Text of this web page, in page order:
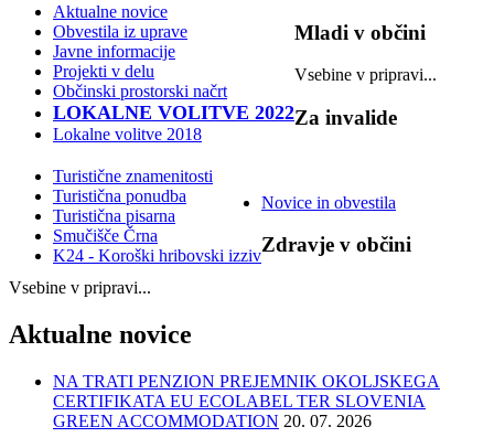
Aktualne novice
Obvestila iz uprave
Javne informacije
Projekti v delu
Občinski prostorski načrt
LOKALNE VOLITVE 2022
Lokalne volitve 2018
Turistične znamenitosti
Turistična ponudba
Turistična pisarna
Smučišče Črna
K24 - Koroški hribovski izziv
Mladi v občini
Vsebine v pripravi...
Za invalide
Novice in obvestila
Zdravje v občini
Vsebine v pripravi...
Aktualne novice
NA TRATI PENZION PREJEMNIK OKOLJSKEGA
CERTIFIKATA EU ECOLABEL TER SLOVENIA
GREEN ACCOMMODATION 20. 07. 2026